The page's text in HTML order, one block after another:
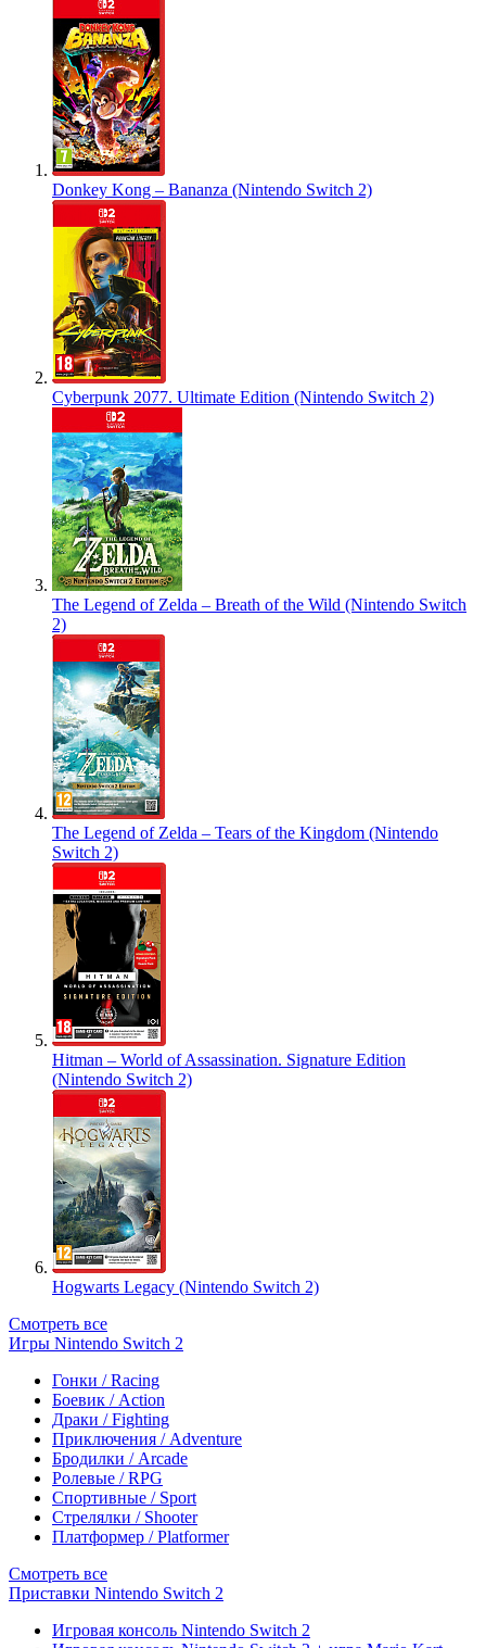
Donkey Kong – Bananza (Nintendo Switch 2)
Cyberpunk 2077. Ultimate Edition (Nintendo Switch 2)
The Legend of Zelda – Breath of the Wild (Nintendo Switch
2)
The Legend of Zelda – Tears of the Kingdom (Nintendo
Switch 2)
Hitman – World of Assassination. Signature Edition
(Nintendo Switch 2)
Hogwarts Legacy (Nintendo Switch 2)
Смотреть все
Игры Nintendo Switch 2
Гонки / Racing
Боевик / Action
Драки / Fighting
Приключения / Adventure
Бродилки / Arcade
Ролевые / RPG
Спортивные / Sport
Стрелялки / Shooter
Платформер / Platformer
Смотреть все
Приставки Nintendo Switch 2
Игровая консоль Nintendo Switch 2